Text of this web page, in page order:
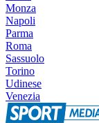
Monza
Napoli
Parma
Roma
Sassuolo
Torino
Udinese
Venezia